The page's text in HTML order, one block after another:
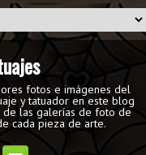
fotos e imágenes del
y tatuador en este blog
las galerías de foto de
cada pieza de arte.